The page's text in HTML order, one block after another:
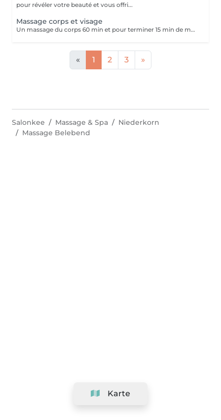
pour révéler votre beauté et vous offri...
Massage corps et visage
Un massage du corps 60 min et pour terminer 15 min de massage pour le visage pour avoir une relaxation totale.
« 1 2 3 »
Karte
Salonkee Massage & Spa
Niederkorn
Massage Belebend